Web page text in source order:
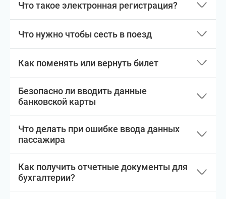
Что такое электронная регистрация?
Что нужно чтобы сесть в поезд
Как поменять или вернуть билет
Безопасно ли вводить данные
банковской карты
Что делать при ошибке ввода данных
пассажира
Как получить отчетные документы для
бухгалтерии?